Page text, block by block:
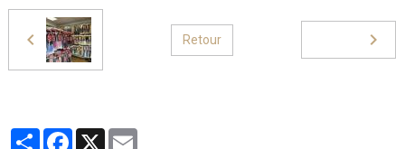
Retour
PartagerFacebook
X